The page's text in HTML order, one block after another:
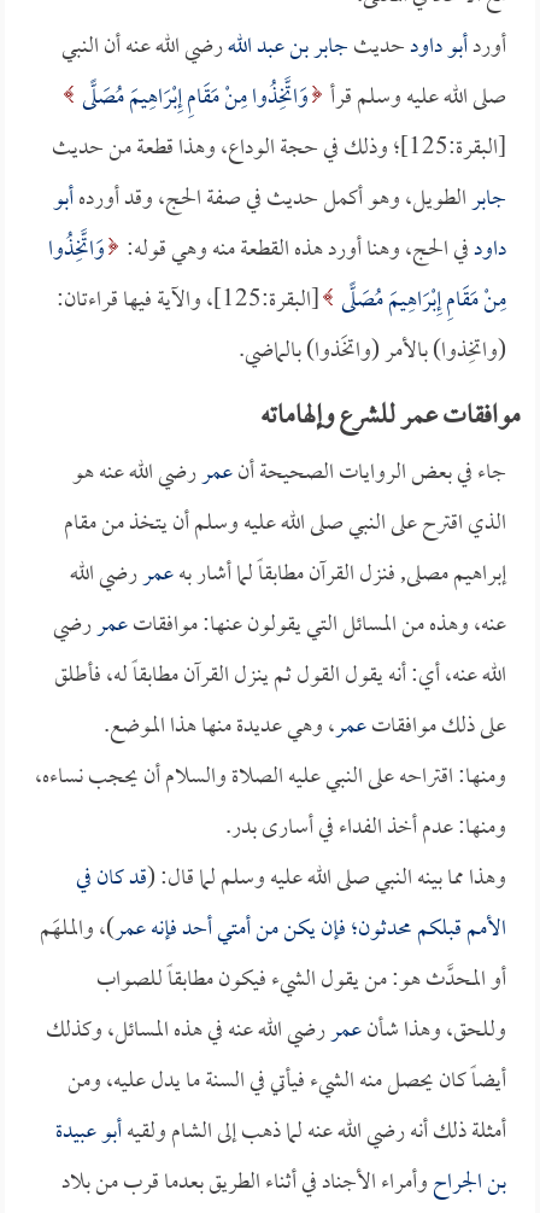
أوردأبو داودحديثجابر بن عبد اللهرضي الله عنه أن النبي
صلى الله عليه وسلم قرأ وَاتَّخِذُوا مِنْ مَقَامِ إِبْرَاهِيمَ مُصَلًّى
[البقرة:125]؛ وذلك في حجة الوداع، وهذا قطعة من حديث
جابرالطويل، وهو أكمل حديث في صفة الحج، وقد أوردهأبو
داودفي الحج، وهنا أورد هذه القطعة منه وهي قوله: وَاتَّخِذُوا
مِنْ مَقَامِ إِبْرَاهِيمَ مُصَلًّى
[البقرة:125]، والآية فيها قراءتان:
(واتخِذوا) بالأمر (واتخَذوا) بالماضي.
موافقات عمر للشرع وإلهاماته
جاء في بعض الروايات الصحيحة أنعمررضي الله عنه هو
الذي اقترح على النبي صلى الله عليه وسلم أن يتخذ من مقام
إبراهيم مصلى, فنزل القرآن مطابقاً لما أشار بهعمررضي الله
عنه، وهذه من المسائل التي يقولون عنها: موافقاتعمررضي
الله عنه، أي: أنه يقول القول ثم ينزل القرآن مطابقاً له، فأطلق
على ذلك موافقاتعمر، وهي عديدة منها هذا الموضع.
ومنها: اقتراحه على النبي عليه الصلاة والسلام أن يحجب نساءه،
ومنها: عدم أخذ الفداء في أسارى بدر.
وهذا مما بينه النبي صلى الله عليه وسلم لما قال: (قد كان في
الأمم قبلكم محدثون؛ فإن يكن من أمتي أحد فإنهعمر)، والملهَم
أو المحدَّث هو: من يقول الشيء فيكون مطابقاً للصواب
وللحق، وهذا شأنعمررضي الله عنه في هذه المسائل، وكذلك
أيضاً كان يحصل منه الشيء فيأتي في السنة ما يدل عليه، ومن
أمثلة ذلك أنه رضي الله عنه لما ذهب إلى الشام ولقيهأبو عبيدة
بن الجراحوأمراء الأجناد في أثناء الطريق بعدما قرب من بلاد